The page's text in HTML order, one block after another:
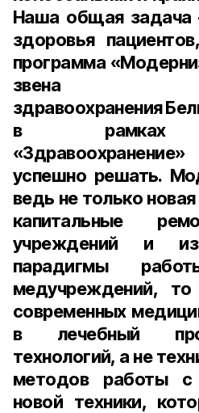
Наша общая задача
здоровья
программа
звена
здравоохранения
в рамках
успешно решать.
ведь не только
капитальные
учреждений и
парадигмы
медучреждений,
современных
в лечебный
технологий, а не
методов работы с
новой техники,